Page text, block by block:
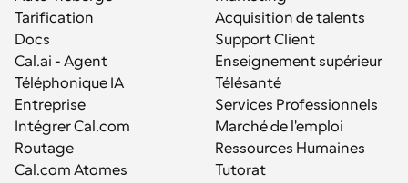
Tarification
Docs
Cal.ai - Agent
Téléphonique IA
Entreprise
Intégrer Cal.com
Routage
Cal.com Atomes
Acquisition de talents
Support Client
Enseignement supérieur
Télésanté
Services Professionnels
Marché de l'emploi
Ressources Humaines
Tutorat